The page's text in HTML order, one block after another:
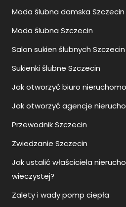
Moda ślubna damska Szczecin
Moda ślubna Szczecin
Salon sukien ślubnych Szczecin
Sukienki ślubne Szczecin
Jak otworzyć biuro
Jak otworzyć agencje
Przewodnik Szczecin
Zwiedzanie Szczecin
Jak ustalić właściciela
wieczystej?
Zalety i wady pomp ciepła